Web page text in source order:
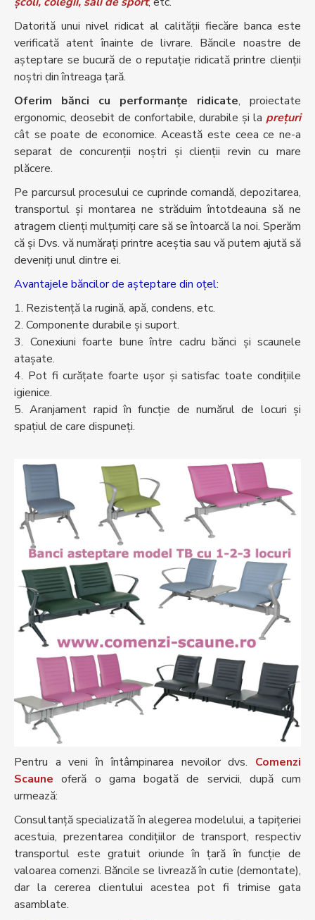
Datorită unui nivel ridicat al calității fiecăre banca este
verificată atent înainte de livrare. Băncile noastre de
așteptare se bucură de o reputație ridicată printre clienții
noștri din întreaga țară.
Oferim bănci cu performanțe ridicate, proiectate
ergonomic, deosebit de confortabile, durabile și la prețuri
cât se poate de economice. Această este ceea ce ne-a
separat de concurenții noștri și clienții revin cu mare
plăcere.
Pe parcursul procesului ce cuprinde comandă, depozitarea,
transportul şi montarea ne străduim întotdeauna să ne
atragem clienţi mulţumiţi care să se întoarcă la noi. Sperăm
că şi Dvs. vă număraţi printre aceştia sau vă putem ajută să
deveniţi unul dintre ei.
Avantajele băncilor de așteptare din oțel:
1. Rezistență la rugină, apă, condens, etc.
2. Componente durabile și suport.
3. Conexiuni foarte bune între cadru bănci și scaunele
atașate.
4. Pot fi curăţate foarte ușor şi satisfac toate condiţiile
igienice.
5. Aranjament rapid în funcție de numărul de locuri și
spațiul de care dispuneți.
Pentru a veni în întâmpinarea nevoilor dvs. Comenzi
Scaune oferă o gama bogată de servicii, după cum
urmează:
Consultanță specializată în alegerea modelului, a tapițeriei
acestuia, prezentarea condițiilor de transport, respectiv
transportul este gratuit oriunde în țară în funcție de
valoarea comenzi. Băncile se livrează în cutie (demontate),
dar la cererea clientului acestea pot fi trimise gata
asamblate.